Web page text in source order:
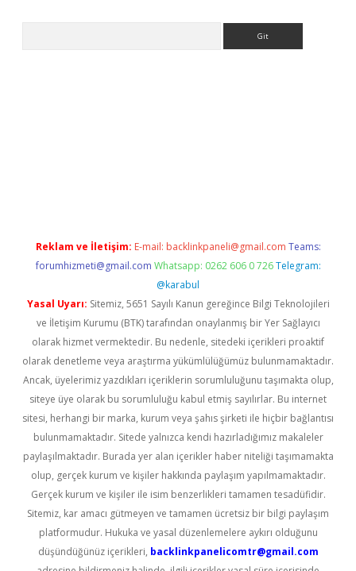
Reklam ve İletişim: E-mail: backlinkpaneli@gmail.com Teams:
forumhizmeti@gmail.com Whatsapp: 0262 606 0 726 Telegram:
@karabul
Yasal Uyarı: Sitemiz, 5651 Sayılı Kanun gereğince Bilgi Teknolojileri
ve İletişim Kurumu (BTK) tarafından onaylanmış bir Yer Sağlayıcı
olarak hizmet vermektedir. Bu nedenle, sitedeki içerikleri proaktif
olarak denetleme veya araştırma yükümlülüğümüz bulunmamaktadır.
Ancak, üyelerimiz yazdıkları içeriklerin sorumluluğunu taşımakta olup,
siteye üye olarak bu sorumluluğu kabul etmiş sayılırlar. Bu internet
sitesi, herhangi bir marka, kurum veya şahıs şirketi ile hiçbir bağlantısı
bulunmamaktadır. Sitede yalnızca kendi hazırladığımız makaleler
paylaşılmaktadır. Burada yer alan içerikler haber niteliği taşımamakta
olup, gerçek kurum ve kişiler hakkında paylaşım yapılmamaktadır.
Gerçek kurum ve kişiler ile isim benzerlikleri tamamen tesadüfidir.
Sitemiz, kar amacı gütmeyen ve tamamen ücretsiz bir bilgi paylaşım
platformudur. Hukuka ve yasal düzenlemelere aykırı olduğunu
düşündüğünüz içerikleri, backlinkpanelicomtr@gmail.com